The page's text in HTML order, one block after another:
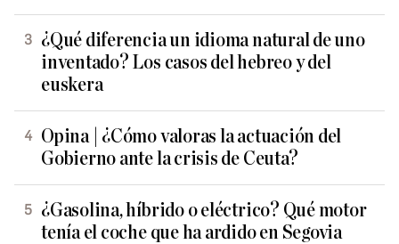
¿Qué diferencia un idioma natural de uno
inventado? Los casos del hebreo y del
euskera
Opina | ¿Cómo valoras la actuación del
Gobierno ante la crisis de Ceuta?
¿Gasolina, híbrido o eléctrico? Qué motor
tenía el coche que ha ardido en Segovia